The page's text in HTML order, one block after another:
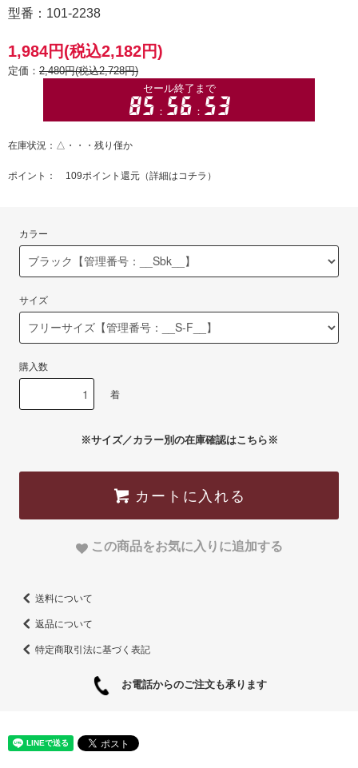
型番：101-2238
1,984円(税込2,182円)
定価： 2,480円(税込2,728円)
在庫状況：△・・・残り僅か
ポイント： 109ポイント還元（詳細はコチラ ）
カラー
サイズ
購入数
着
※サイズ／カラー別の在庫確認はこちら※
カートに入れる
この商品をお気に入りに追加する
送料について
返品について
特定商取引法に基づく表記
お電話からのご注文も承ります